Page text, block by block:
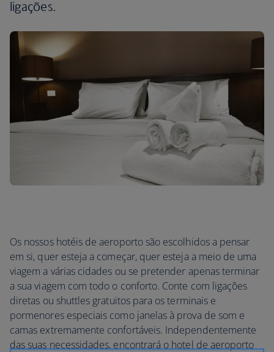
ligações.
Os nossos hotéis de aeroporto são escolhidos a pensar
em si, quer esteja a começar, quer esteja a meio de uma
viagem a várias cidades ou se pretender apenas terminar
a sua viagem com todo o conforto. Conte com ligações
diretas ou shuttles gratuitos para os terminais e
pormenores especiais como janelas à prova de som e
camas extremamente confortáveis. Independentemente
das suas necessidades, encontrará o hotel de aeroporto